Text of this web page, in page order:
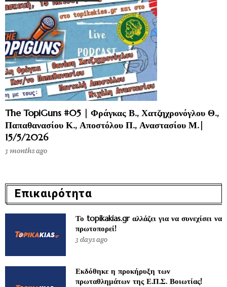
The TopiGuns #05 | Φράγκας Β., Χατζηχρονόγλου Θ.,
Παπαθανασίου Κ., Αποστόλου Π., Αναστασίου Μ.|
15/5/2026
3 months ago
Επικαιρότητα
Το topikakias.gr αλλάζει για να συνεχίσει να
πρωτοπορεί!
3 days ago
Εκδόθηκε η προκήρυξη των
πρωταθλημάτων της Ε.Π.Σ. Βοιωτίας!